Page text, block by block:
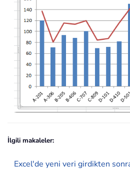
İlgili makaleler:
Excel'de yeni veri girdikten